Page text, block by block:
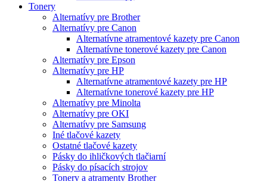
Tonery
Alternatívy pre Brother
Alternatívy pre Canon
Alternatívne atramentové kazety pre Canon
Alternatívne tonerové kazety pre Canon
Alternatívy pre Epson
Alternatívy pre HP
Alternatívne atramentové kazety pre HP
Alternatívne tonerové kazety pre HP
Alternatívy pre Minolta
Alternatívy pre OKI
Alternatívy pre Samsung
Iné tlačové kazety
Ostatné tlačové kazety
Pásky do ihličkových tlačiarní
Pásky do písacích strojov
Tonery a atramenty Brother